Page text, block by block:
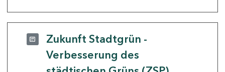
Zukunft Stadtgrün -
Verbesserung des